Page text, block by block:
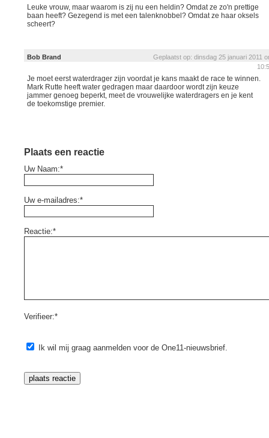
Leuke vrouw, maar waarom is zij nu een heldin? Omdat ze zo'n prettige
baan heeft? Gezegend is met een talenknobbel? Omdat ze haar oksels
scheert?
Bob Brand
Geplaatst op: dinsdag 25 januari 2011
Je moet eerst waterdrager zijn voordat je kans maakt de race te winnen.
Mark Rutte heeft water gedragen maar daardoor wordt zijn keuze
jammer genoeg beperkt, meet de vrouwelijke waterdragers en je kent
de toekomstige premier.
Plaats een reactie
Uw Naam:*
Uw e-mailadres:*
Reactie:*
Verifieer:*
Ik wil mij graag aanmelden voor de One11-nieuwsbrief.